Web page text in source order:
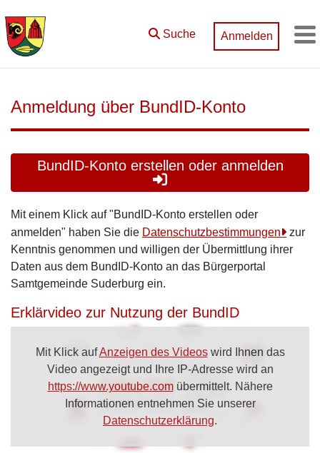
Suche Anmelden
Anmeldung über BundID-Konto
BundID-Konto erstellen oder anmelden
Mit einem Klick auf "BundID-Konto erstellen oder
anmelden" haben Sie die Datenschutzbestimmungen
zur
Kenntnis genommen und willigen der Übermittlung ihrer
Daten aus dem BundID-Konto an das Bürgerportal
Samtgemeinde Suderburg ein.
Erklärvideo zur Nutzung der BundID
Mit Klick aufAnzeigen des Videoswird Ihnen das
Video angezeigt und Ihre IP-Adresse wird an
https://www.youtube.comübermittelt. Nähere
Informationen entnehmen Sie unserer
Datenschutzerklärung.